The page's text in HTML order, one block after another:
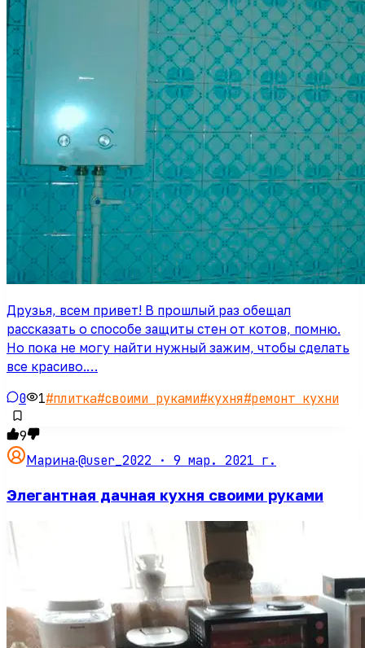
Друзья, всем привет! В прошлый раз обещал
рассказать о способе защиты стен от котов, помню.
Но пока не могу найти нужный зажим, чтобы сделать
все красиво.…
0 1#плитка#своими руками#кухня#ремонт кухни
9
Марина·@user_2022 · 9 мар. 2021 г.
Элегантная дачная кухня своими руками